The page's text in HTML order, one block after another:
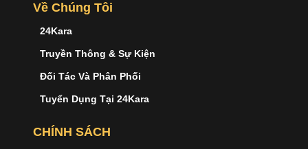
Về Chúng Tôi
24Kara
Truyền Thông & Sự Kiện
Đối Tác Và Phân Phối
Tuyển Dụng Tại 24Kara
CHÍNH SÁCH